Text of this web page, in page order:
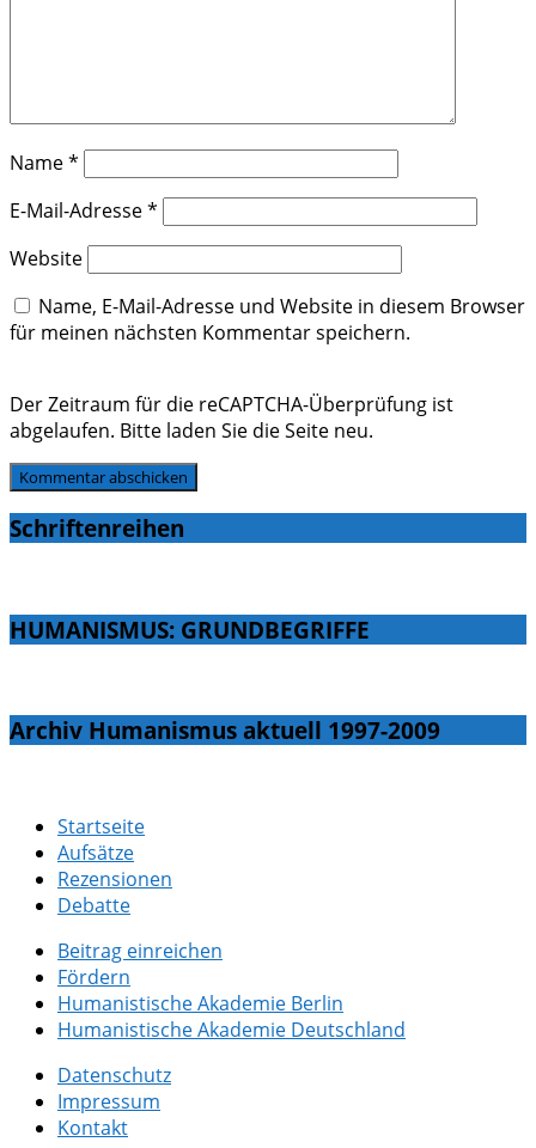
Name*
E-Mail-Adresse*
Website
Name, E-Mail-Adresse und Website in diesem Browser
für meinen nächsten Kommentar speichern.
Der Zeitraum für die reCAPTCHA-Überprüfung ist
abgelaufen. Bitte laden Sie die Seite neu.
Schriftenreihen
HUMANISMUS: GRUNDBEGRIFFE
Archiv Humanismus aktuell 1997-2009
Startseite
Aufsätze
Rezensionen
Debatte
Beitrag einreichen
Fördern
Humanistische Akademie Berlin
Humanistische Akademie Deutschland
Datenschutz
Impressum
Kontakt